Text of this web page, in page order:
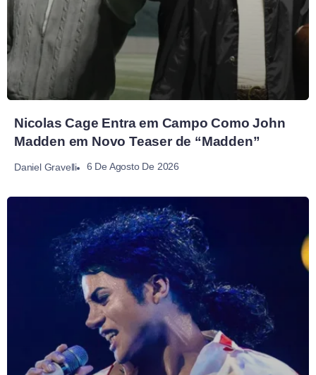
Nicolas Cage Entra em Campo Como John
Madden em Novo Teaser de “Madden”
Daniel Gravelli 6 De Agosto De 2026